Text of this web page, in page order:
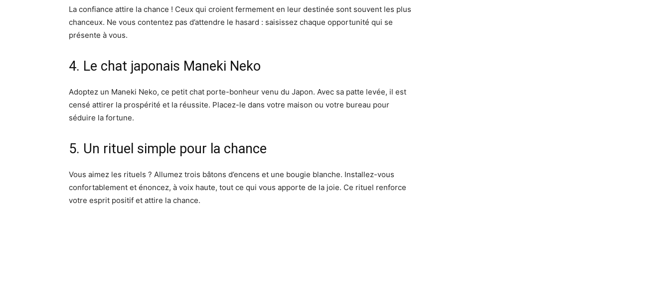
La confiance attire la chance ! Ceux qui croient fermement en leur destinée sont souvent les plus
chanceux. Ne vous contentez pas d’attendre le hasard : saisissez chaque opportunité qui se
présente à vous.
4. Le chat japonais Maneki Neko
Adoptez un Maneki Neko, ce petit chat porte-bonheur venu du Japon. Avec sa patte levée, il est
censé attirer la prospérité et la réussite. Placez-le dans votre maison ou votre bureau pour
séduire la fortune.
5. Un rituel simple pour la chance
Vous aimez les rituels ? Allumez trois bâtons d’encens et une bougie blanche. Installez-vous
confortablement et énoncez, à voix haute, tout ce qui vous apporte de la joie. Ce rituel renforce
votre esprit positif et attire la chance.